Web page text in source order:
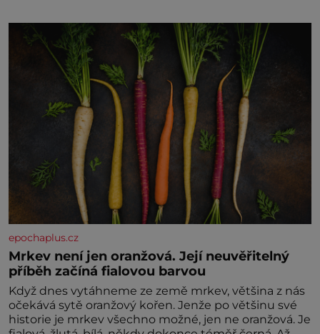
zaopatřený mladý muž. Manželství nám oběma moc
nesvědčilo, brzy jsme zjistili, že
epochaplus.cz
Mrkev není jen oranžová. Její neuvěřitelný
příběh začíná fialovou barvou
Když dnes vytáhneme ze země mrkev, většina z nás
očekává sytě oranžový kořen. Jenže po většinu své
historie je mrkev všechno možné, jen ne oranžová. Je